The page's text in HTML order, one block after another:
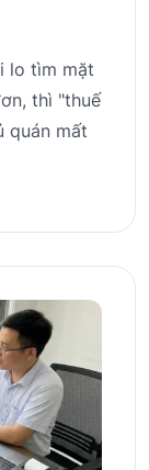
lo tìm mặt
thì "thuế
quán mất